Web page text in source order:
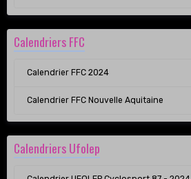
Calendriers FFC
Calendrier FFC 2024
Calendrier FFC Nouvelle Aquitaine
Calendriers Ufolep